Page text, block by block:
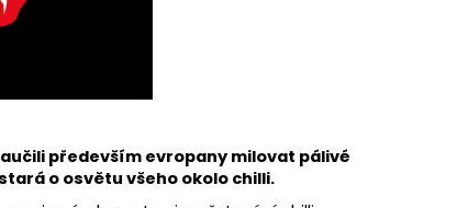
především evropany milovat pálivé
o osvětu všeho okolo chilli.
PRODUKTŮ 8 KS